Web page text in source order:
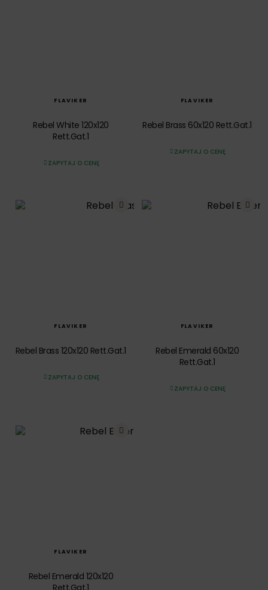
FLAVIKER
Rebel White 120x120
Rett.Gat.1
ZAPYTAJ O CENĘ
FLAVIKER
Rebel Brass 60x120 Rett.Gat.1
ZAPYTAJ O CENĘ
FLAVIKER
Rebel Brass 120x120 Rett.Gat.1
ZAPYTAJ O CENĘ
FLAVIKER
Rebel Emerald 60x120
Rett.Gat.1
ZAPYTAJ O CENĘ
FLAVIKER
Rebel Emerald 120x120
Rett.Gat.1